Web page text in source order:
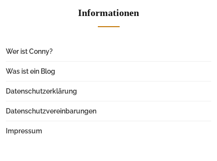
Informationen
Wer ist Conny?
Was ist ein Blog
Datenschutzerklärung
Datenschutzvereinbarungen
Impressum